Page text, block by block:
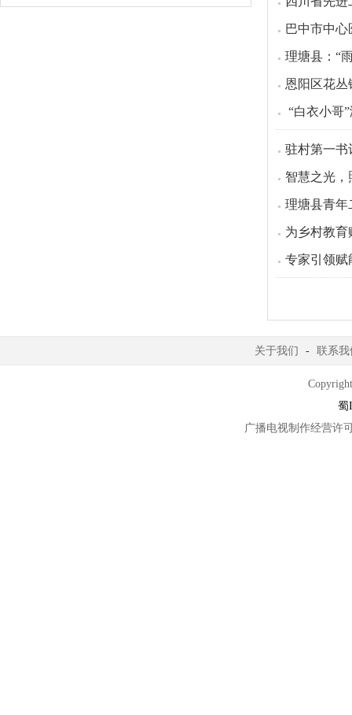
巴中市中
理塘县：“
恩阳区花
“白衣小哥
驻村第一书
智慧之光
理塘县青年
为乡村教育
专家引领赋
关于我们 - 联系我
蜀
广播电视制作经营许